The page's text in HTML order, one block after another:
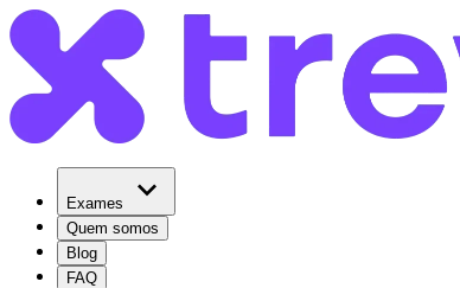
Exames
Quem somos
Blog
FAQ